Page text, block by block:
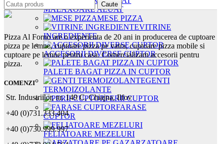
MALAXOARE ALUAT
MESE PIZZA
VITRINE
INGREDIENTE
ACCESORII DIVERSE CUPTOR
PALETE BAGAT PIZZA IN CUPTOR
GENTI
TERMOIZOLANTE
PERII CUPTOR
FARASE
CUPTOR
FELIATOARE MEZELURI
Caute
Pizza Al Forno are o experienta de 20 ani in producerea de cuptoare
pizza pe lemne, cuptoare pizza pe vatra, cuptoare pizza mobile si
cuptoare pe lemne pentru casa. Comercializam accesorii pentru
pizza.
COMENZI
Str. Industriilor, nr. 149 C, Chiajna, Ilfov
+40 (0)731.333.404
+40 (0)730.999.997